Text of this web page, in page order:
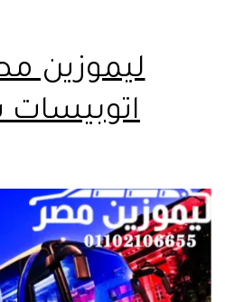
ليموزين
اتوبيسات